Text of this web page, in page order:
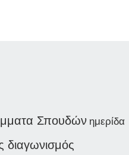
Σπουδών ημερίδα
διαγωνισμός